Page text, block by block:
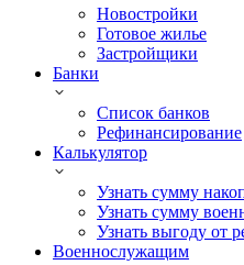
Новостройки
Готовое жилье
Застройщики
Банки
Список банков
Рефинансирование
Калькулятор
Узнать сумму
Узнать сумму
Узнать выгоду от
Военнослужащим